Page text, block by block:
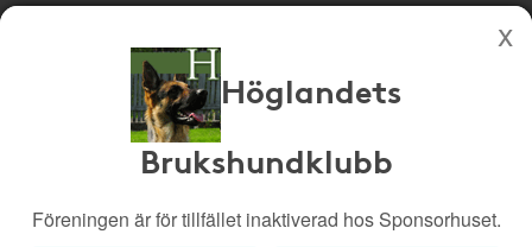
Köp genom denna sida stöttar Höglandets Brukshundklubb
Butiker
Bli medlem
Logga in
Höglandets
Brukshundklubb
Föreningen är för tillfället inaktiverad hos Sponsorhuset.